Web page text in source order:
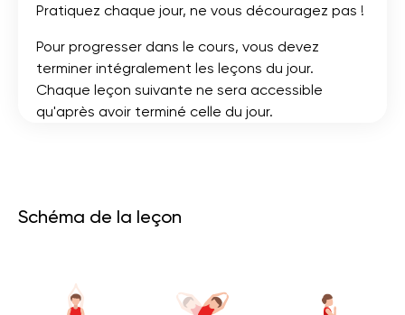
Pratiquez chaque jour, ne vous découragez pas !
Pour progresser dans le cours, vous devez
terminer intégralement les leçons du jour.
Chaque leçon suivante ne sera accessible
qu'après avoir terminé celle du jour.
Schéma de la leçon